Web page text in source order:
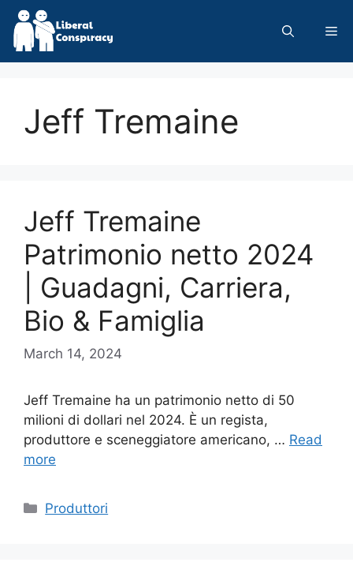
Skip
content
Jeff Tremaine
Jeff Tremaine
Patrimonio netto 2024
| Guadagni, Carriera,
Bio & Famiglia
March 14, 2024
Jeff Tremaine ha un patrimonio netto di 50
milioni di dollari nel 2024. È un regista,
produttore e sceneggiatore americano, … Read
more
Categories
Produttori